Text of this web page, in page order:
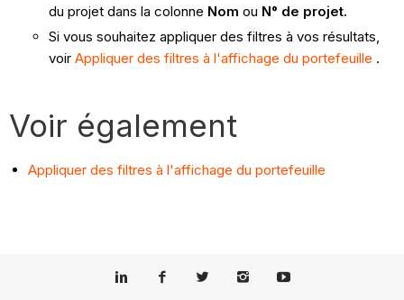
du projet dans la colonne Nom ou N° de projet.
Si vous souhaitez appliquer des filtres à vos résultats,
voir Appliquer des filtres à l'affichage du portefeuille .
Voir également
Appliquer des filtres à l'affichage du portefeuille